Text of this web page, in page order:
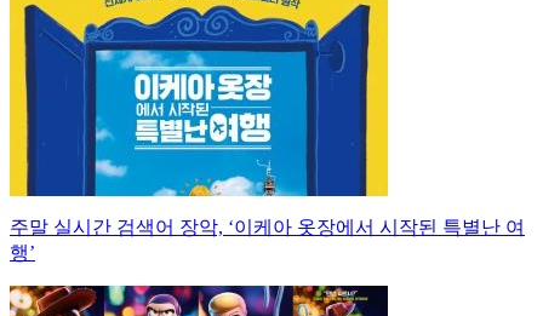
주말 실시간 검색어 장악, ‘이케아 옷장에서 시작된 특별난 여
행’